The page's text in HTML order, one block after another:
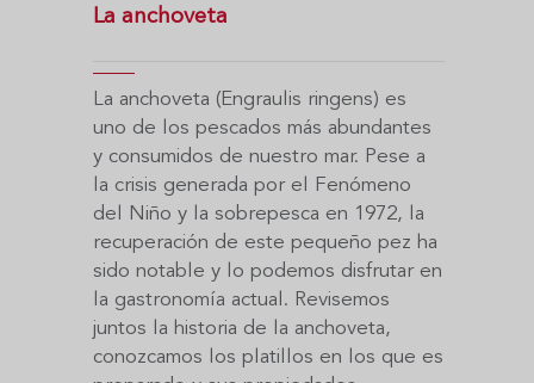
La anchoveta
La anchoveta (Engraulis ringens) es
uno de los pescados más abundantes
y consumidos de nuestro mar. Pese a
la crisis generada por el Fenómeno
del Niño y la sobrepesca en 1972, la
recuperación de este pequeño pez ha
sido notable y lo podemos disfrutar en
la gastronomía actual. Revisemos
juntos la historia de la anchoveta,
conozcamos los platillos en los que es